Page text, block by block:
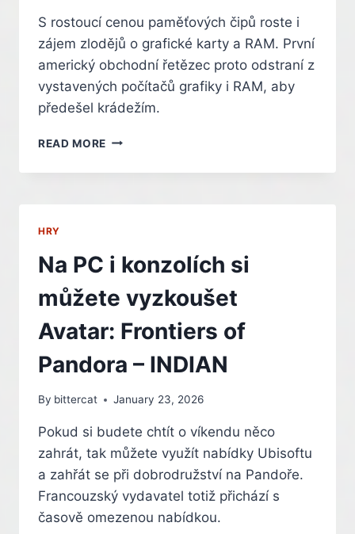
S rostoucí cenou paměťových čipů roste i
zájem zlodějů o grafické karty a RAM. První
americký obchodní řetězec proto odstraní z
vystavených počítačů grafiky i RAM, aby
předešel krádežím.
READ MORE Z
PC
KARTY:
AMERICKÝ
BOJUJE
PROTI
KRÁDEŽÍM
HRY
Na PC i konzolích si
můžete vyzkoušet
Avatar: Frontiers of
Pandora – INDIAN
By bittercat January 23, 2026
Pokud si budete chtít o víkendu něco
zahrát, tak můžete využít nabídky Ubisoftu
a zahřát se při dobrodružství na Pandoře.
Francouzský vydavatel totiž přichází s
časově omezenou nabídkou.